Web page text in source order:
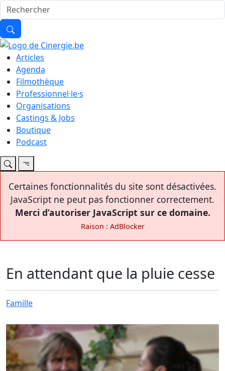
Articles
Agenda
Filmothèque
Professionnel·le·s
Organisations
Castings & Jobs
Boutique
Podcast
Certaines fonctionnalités du site sont désactivées.
JavaScript ne peut pas fonctionner correctement.
Merci d’autoriser JavaScript sur ce domaine.
Raison : AdBlocker
En attendant que la pluie cesse
Famille